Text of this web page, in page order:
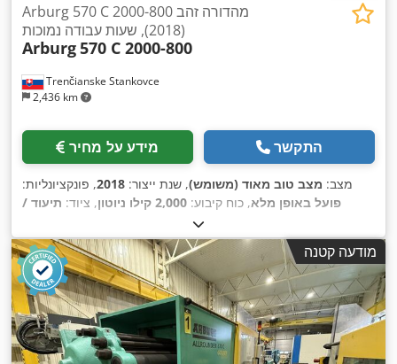
Trenčianske Stankovce
2,436 km
Arburg 570 C 2000-800 מהדורה זהב
(2018), שעות עבודה נמוכות
Arburg570 C 2000-800
מידע על מחיר התקשר
מצב: מצב טוב מאוד (משומש), שנת ייצור: 2018, פונקציונליות:
פועל באופן מלא, כוח קיבוע: 2,000 קילו ניוטון , ציוד: תיעוד /
מודעה קטנה